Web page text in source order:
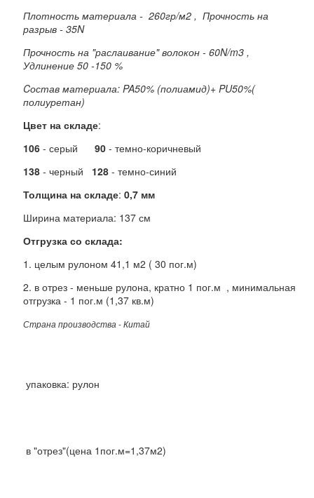
Плотность материала - 260гр/м2 , Прочность на
разрыв - 35N
Прочность на "раслаивание" волокон - 60N/m3 ,
Удлинение 50 -150 %
Cостав материала: PA50% (полиамид)+ PU50%(
полиуретан)
Цвет на складе:
106 - серый 90 - темно-коричневый
138 - черный 128 - темно-синий
Толщина на складе: 0,7 мм
Ширина материала: 137 см
Отгрузка со склада:
1. целым рулоном 41,1 м2 ( 30 пог.м)
2. в отрез - меньше рулона, кратно 1 пог.м , минимальная
отгрузка - 1 пог.м (1,37 кв.м)
Страна производства - Китай
упаковка: рулон
в "отрез"(цена 1пог.м=1,37м2)